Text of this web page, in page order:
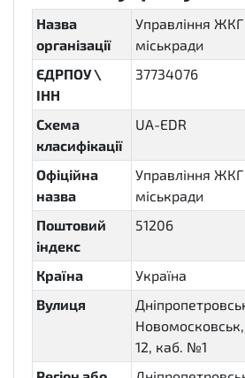
Назва
організації
Управління
міськради
ЄДРПОУ \
ІНН
37734076
Схема
класифікації
UA-EDR
Офіційна
назва
Управління
міськради
Поштовий
індекс
51206
Країна
Україна
Вулиця
Новомосковськ,
12, каб. №1